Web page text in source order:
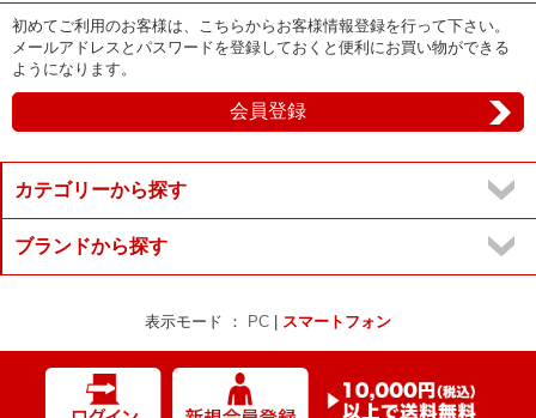
初めてご利用のお客様は、こちらからお客様情報登録を行って下さい。
メールアドレスとパスワードを登録しておくと便利にお買い物ができる
ようになります。
カテゴリーから探す
ブランドから探す
表示モード ： PC | スマートフォン